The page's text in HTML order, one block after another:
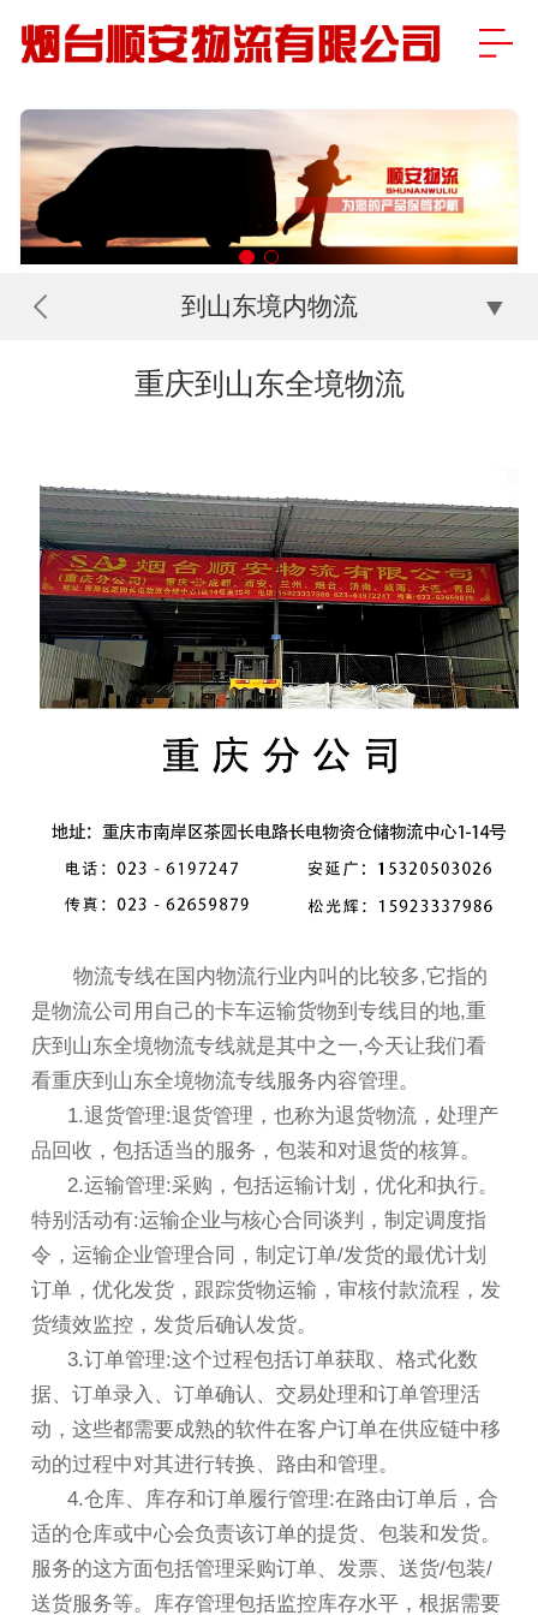
到山东境内物流
重庆到山东全境物流
物流专线在国内物流行业内叫的比较多,它指的
是物流公司用自己的卡车运输货物到专线目的地,重
庆到山东全境物流专线就是其中之一,今天让我们看
看重庆到山东全境物流专线服务内容管理。
1.退货管理:退货管理，也称为退货物流，处理产
品回收，包括适当的服务，包装和对退货的核算。
2.运输管理:采购，包括运输计划，优化和执行。
特别活动有:运输企业与核心合同谈判，制定调度指
令，运输企业管理合同，制定订单/发货的最优计划
订单，优化发货，跟踪货物运输，审核付款流程，发
货绩效监控，发货后确认发货。
3.订单管理:这个过程包括订单获取、格式化数
据、订单录入、订单确认、交易处理和订单管理活
动，这些都需要成熟的软件在客户订单在供应链中移
动的过程中对其进行转换、路由和管理。
4.仓库、库存和订单履行管理:在路由订单后，合
适的仓库或中心会负责该订单的提货、包装和发货。
服务的这方面包括管理采购订单、发票、送货/包装/
送货服务等。库存管理包括监控库存水平，根据需要